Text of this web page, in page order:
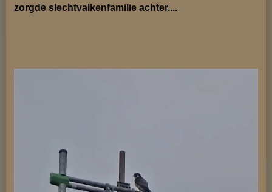
zorgde slechtvalkenfamilie achter....